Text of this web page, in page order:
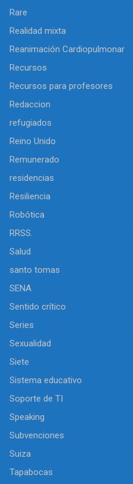
Rare
Realidad mixta
Reanimación Cardiopulmonar
Recursos
Recursos para profesores
Redaccion
refugiados
Reino Unido
Remunerado
residencias
Resiliencia
Robótica
RRSS.
Salud
santo tomas
SENA
Sentido crítico
Series
Sexualidad
Siete
Sistema educativo
Soporte de TI
Speaking
Subvenciones
Suiza
Tapabocas